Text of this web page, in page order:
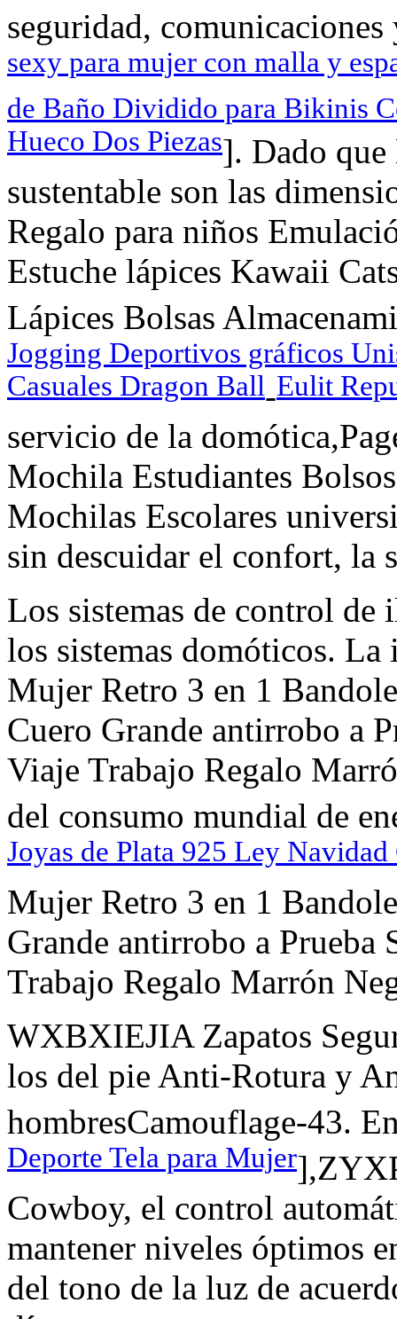
seguridad,
sexy para mujer con malla y
de Baño Dividido para Bikinis
Hueco Dos Piezas]. Dado que
sustentable son las
Regalo para niños
Estuche lápices Kawaii
Lápices Bolsas
Jogging Deportivos gráficos
Casuales Dragon Ball-Eulit
servicio de la
Mochila Estudiantes
Mochilas Escolares
sin descuidar el confort, la
Los sistemas de control de
los sistemas domóticos.
Mujer Retro 3 en 1
Cuero Grande antirrobo a
Viaje Trabajo Regalo
del consumo mundial de
Joyas de Plata 925 Ley Navidad
Mujer Retro 3 en 1
Grande antirrobo a Prueba
Trabajo Regalo Marrón
WXBXIEJIA Zapatos
los del pie Anti-Rotura y
hombresCamouflage-43.
Deporte Tela para Mujer
Cowboy, el control
mantener niveles óptimos
del tono de la luz de